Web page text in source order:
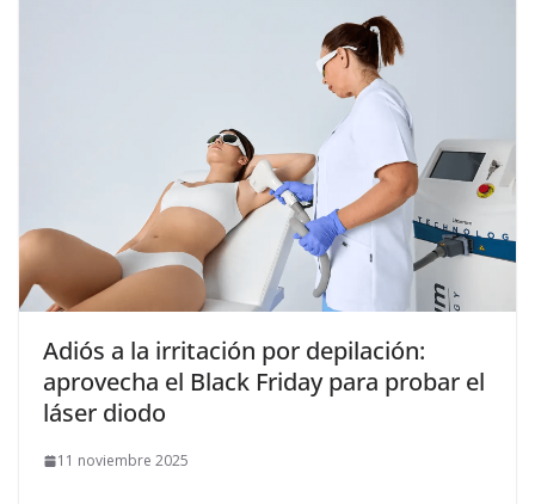
Adiós a la irritación por depilación:
aprovecha el Black Friday para probar el
láser diodo
11 noviembre 2025